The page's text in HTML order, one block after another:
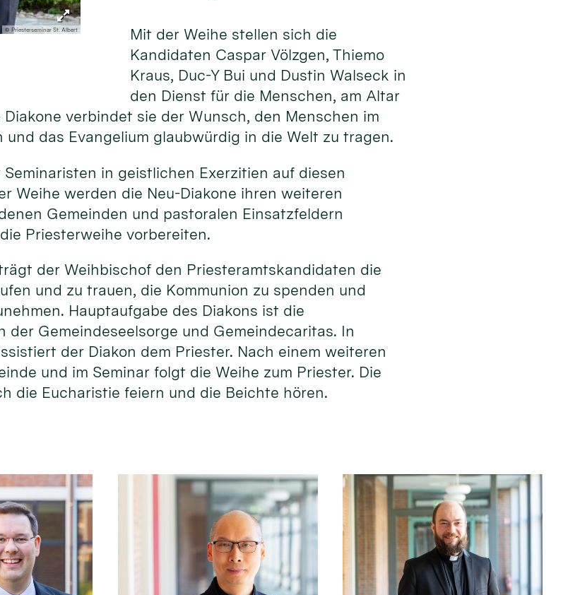
© Priesterseminar St. Albert
Mit der Weihe stellen sich die
Kandidaten Caspar Völzgen, Thiemo
Kraus, Duc-Y Bui und Dustin Walseck in
den Dienst für die Men­schen, am Altar
verbindet sie der Wunsch, den Menschen im
das Evangelium glaubwürdig in die Welt zu tragen.
in geistlichen Exerzitien auf diesen
Weihe werden die Neu-Diakone ihren weiteren
Gemeinden und pastoralen Einsatzfeldern
Priesterweihe vorbereiten.
der Weihbischof den Priesteramtskandidaten die
und zu trauen, die Kommunion zu spenden und
Hauptaufgabe des Diakons ist die
Gemeindeseelsorge und Gemeindecaritas. In
der Diakon dem Priester. Nach einem weiteren
und im Seminar folgt die Weihe zum Priester. Die
die Eucharistie feiern und die Beichte hören.